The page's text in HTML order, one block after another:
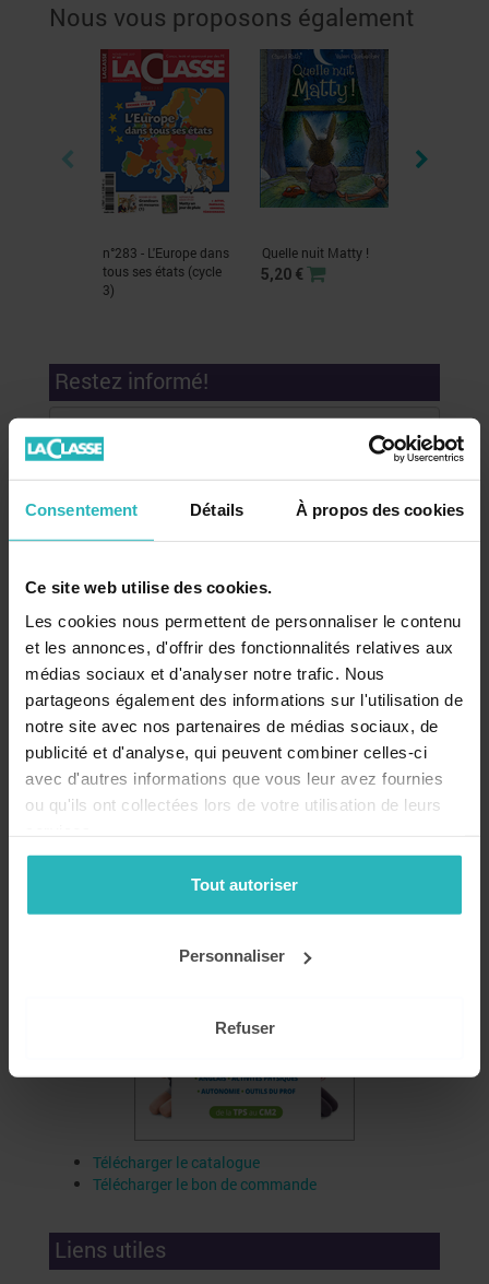
Consentement Détails À propos des cookies
Ce site web utilise des cookies.
Les cookies nous permettent de personnaliser le contenu
et les annonces, d'offrir des fonctionnalités relatives aux
médias sociaux et d'analyser notre trafic. Nous
partageons également des informations sur l'utilisation de
notre site avec nos partenaires de médias sociaux, de
publicité et d'analyse, qui peuvent combiner celles-ci
avec d'autres informations que vous leur avez fournies
ou qu'ils ont collectées lors de votre utilisation de leurs
Tout autoriser
Personnaliser
Refuser
Nous vous proposons également
n°283 - L'Europe dans
tous ses états (cycle
3)
Quelle nuit Matty !
5,20 €
Restez informé!
Recevez nos conseils, actualités et promotions par email
Mon compte
Se connecter
Catalogue
Télécharger le catalogue
Télécharger le bon de commande
Liens utiles